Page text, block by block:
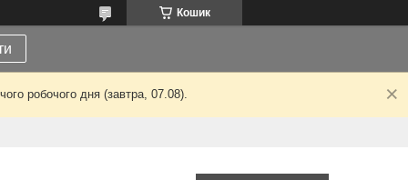
Кошик
робочого дня (завтра, 07.08).